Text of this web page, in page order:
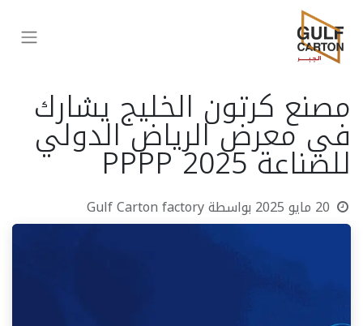
مصنع كرتون الخليج يشارك
في معرض الرياض الدولي
للصناعة PPPP 2025
20 مايو 2025 بواسطةGulf Carton factory